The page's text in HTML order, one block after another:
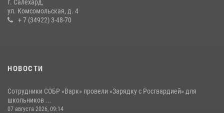
г. Салехард,
ул. Комсомольская, д. 4
+ 7 (34922) 3-48-70
НОВОСТИ
Сотрудники СОБР «Варк» провели «Зарядку с Росгвардией» для
школьников ...
07 августа 2026, 09:14